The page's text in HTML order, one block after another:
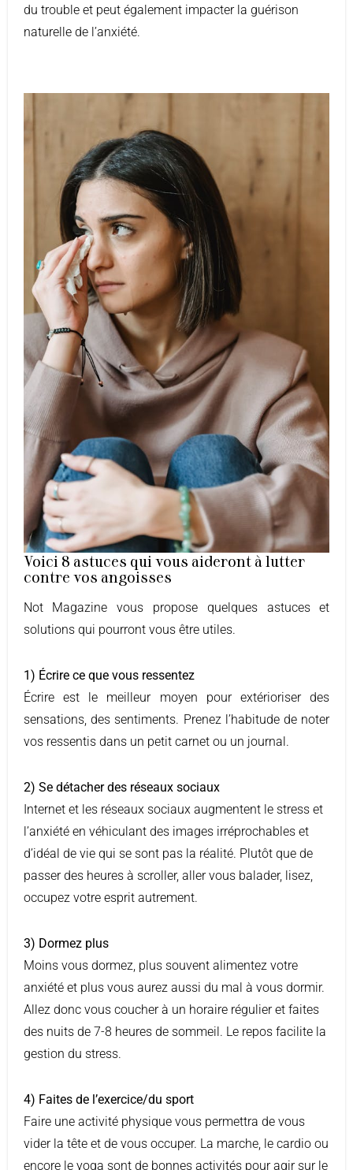
du trouble et peut également impacter la guérison
naturelle de l’anxiété.
Voici 8 astuces qui vous aideront à lutter
contre vos angoisses
Not Magazine vous propose quelques astuces et
solutions qui pourront vous être utiles.
1) Écrire ce que vous ressentez
Écrire est le meilleur moyen pour extérioriser des
sensations, des sentiments. Prenez l’habitude de noter
vos ressentis dans un petit carnet ou un journal.
2) Se détacher des réseaux sociaux
Internet et les réseaux sociaux augmentent le stress et
l’anxiété en véhiculant des images irréprochables et
d’idéal de vie qui se sont pas la réalité. Plutôt que de
passer des heures à scroller, aller vous balader, lisez,
occupez votre esprit autrement.
3) Dormez plus
Moins vous dormez, plus souvent alimentez votre
anxiété et plus vous aurez aussi du mal à vous dormir.
Allez donc vous coucher à un horaire régulier et faites
des nuits de 7-8 heures de sommeil. Le repos facilite la
gestion du stress.
4) Faites de l’exercice/du sport
Faire une activité physique vous permettra de vous
vider la tête et de vous occuper. La marche, le cardio ou
encore le yoga sont de bonnes activités pour agir sur le